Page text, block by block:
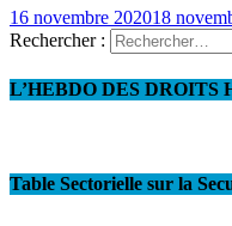
16 novembre 202018
Rechercher :
L’HEBDO DES DROITS
Table Sectorielle sur la